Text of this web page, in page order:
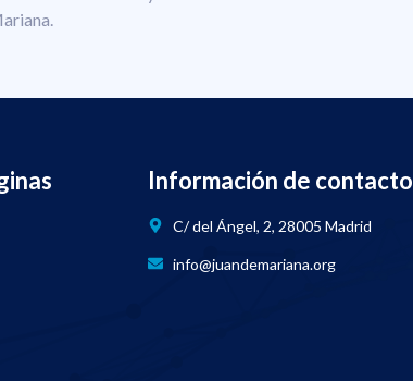
Información de contacto
C/ del Ángel, 2, 28005 Madrid
info@juandemariana.org